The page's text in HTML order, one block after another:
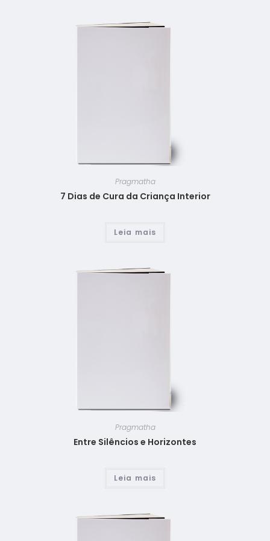
Pragmatha
7 Dias de Cura da Criança Interior
Leia mais
Pragmatha
Entre Silêncios e Horizontes
Leia mais